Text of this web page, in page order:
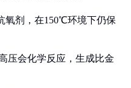
氧剂，在150℃环境下仍保
压会化学反应，生成比金